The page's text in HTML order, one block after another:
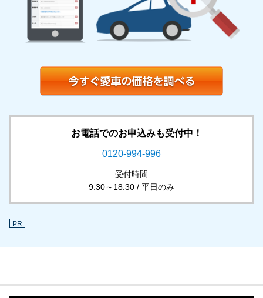
お電話でのお申込みも受付中！
0120-994-996
受付時間
9:30～18:30 / 平日のみ
PR